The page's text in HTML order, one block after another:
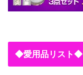
◆愛用品リスト◆